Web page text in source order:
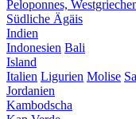
Peloponnes,
Südliche Ägäis
Indien
Indonesien Bali
Island
Italien Ligurien Molise
Jordanien
Kambodscha